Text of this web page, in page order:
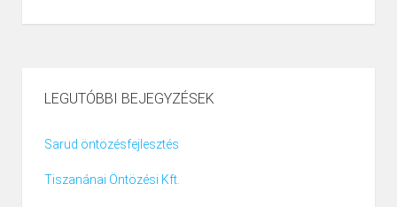
LEGUTÓBBI BEJEGYZÉSEK
Sarud öntözésfejlesztés
Tiszanánai Öntözési Kft.